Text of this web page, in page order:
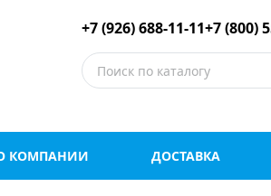
шины
+7 (926) 688-11-11+7 (800)
КОМПАНИИ ДОСТАВКА